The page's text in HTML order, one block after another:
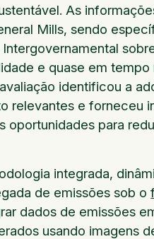
As
Mills, sendo
e quase em tempo
identificou a
relevantes e forneceu
para
integrada,
de emissões sob o
dados de emissões
usando imagens